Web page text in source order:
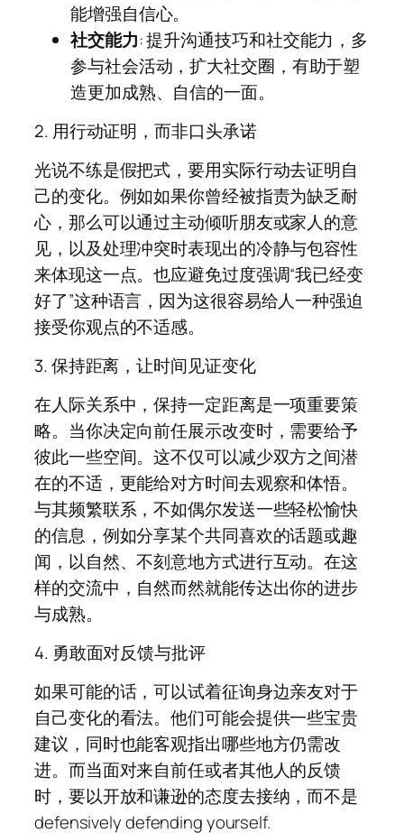
能增强自信心。
社交能力: 提升沟通技巧和社交能力，多
参与社会活动，扩大社交圈，有助于塑
造更加成熟、自信的一面。
2. 用行动证明，而非口头承诺
光说不练是假把式，要用实际行动去证明自
己的变化。例如如果你曾经被指责为缺乏耐
心，那么可以通过主动倾听朋友或家人的意
见，以及处理冲突时表现出的冷静与包容性
来体现这一点。也应避免过度强调“我已经变
好了”这种语言，因为这很容易给人一种强迫
接受你观点的不适感。
3. 保持距离，让时间见证变化
在人际关系中，保持一定距离是一项重要策
略。当你决定向前任展示改变时，需要给予
彼此一些空间。这不仅可以减少双方之间潜
在的不适，更能给对方时间去观察和体悟。
与其频繁联系，不如偶尔发送一些轻松愉快
的信息，例如分享某个共同喜欢的话题或趣
闻，以自然、不刻意地方式进行互动。在这
样的交流中，自然而然就能传达出你的进步
与成熟。
4. 勇敢面对反馈与批评
如果可能的话，可以试着征询身边亲友对于
自己变化的看法。他们可能会提供一些宝贵
建议，同时也能客观指出哪些地方仍需改
进。而当面对来自前任或者其他人的反馈
时，要以开放和谦逊的态度去接纳，而不是
defensively defending yourself.